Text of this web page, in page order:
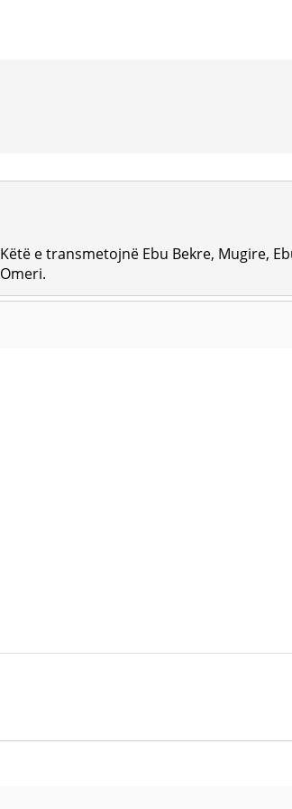
Këtë e transmetojnë Ebu Bekre, Mugire,
Omeri.